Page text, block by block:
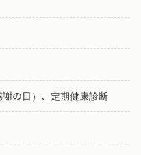
の日）、定期健康診断